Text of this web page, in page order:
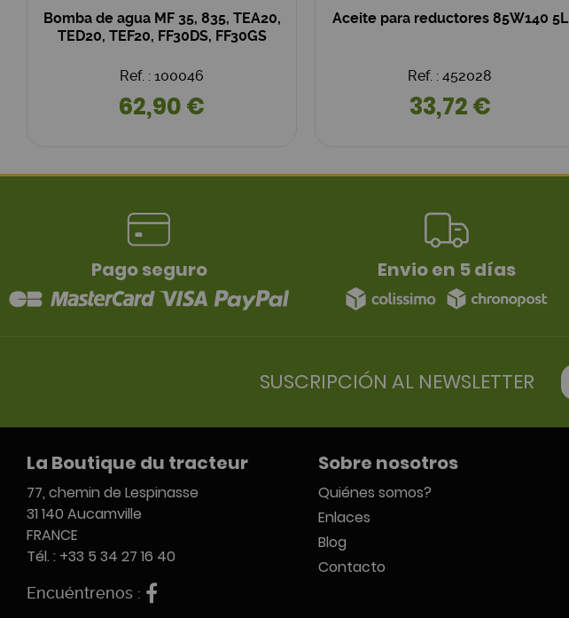
Bomba de agua MF 35, 835, TEA20,
TED20, TEF20, FF30DS, FF30GS
Ref. : 100046
62,90 €
Aceite para reductores 85W140 5L
Ref. : 452028
33,72 €
Pago seguro Envio en 5 días
SUSCRIPCIÓN AL NEWSLETTER
La Boutique du tracteur
77, chemin de Lespinasse
31 140 Aucamville
FRANCE
Tél. : +33 5 34 27 16 40
Encuéntrenos :
Sobre nosotros
Quiénes somos?
Enlaces
Blog
Contacto